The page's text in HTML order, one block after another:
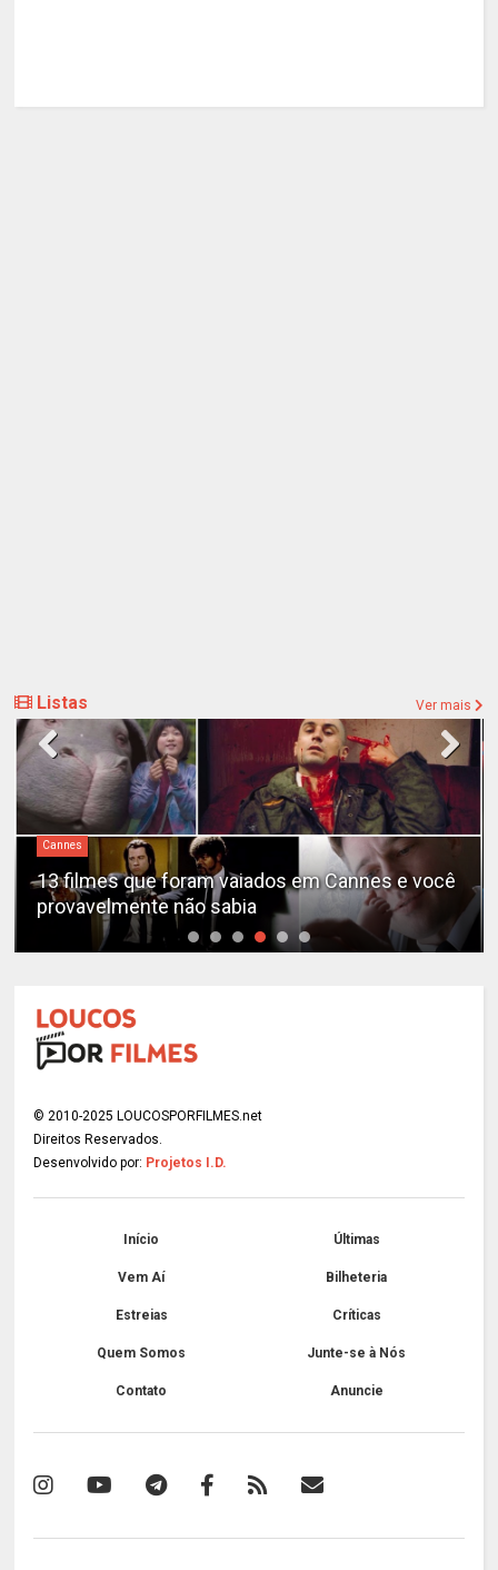
Listas Ver mais
Cannes
13 filmes que foram vaiados em Cannes e você
provavelmente não sabia
© 2010-2025 LOUCOSPORFILMES.net
Direitos Reservados.
Desenvolvido por: Projetos I.D.
Início Últimas
Vem Aí Bilheteria
Estreias Críticas
Quem Somos Junte-se à Nós
Contato Anuncie